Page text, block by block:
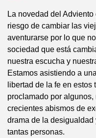
La novedad del
riesgo de cambiar las
aventurarse por lo que
sociedad que está
nuestra escucha y
Estamos asistiendo a
libertad de la fe en estos
proclamado por
crecientes abismos de
drama de la desigualdad
tantas personas.